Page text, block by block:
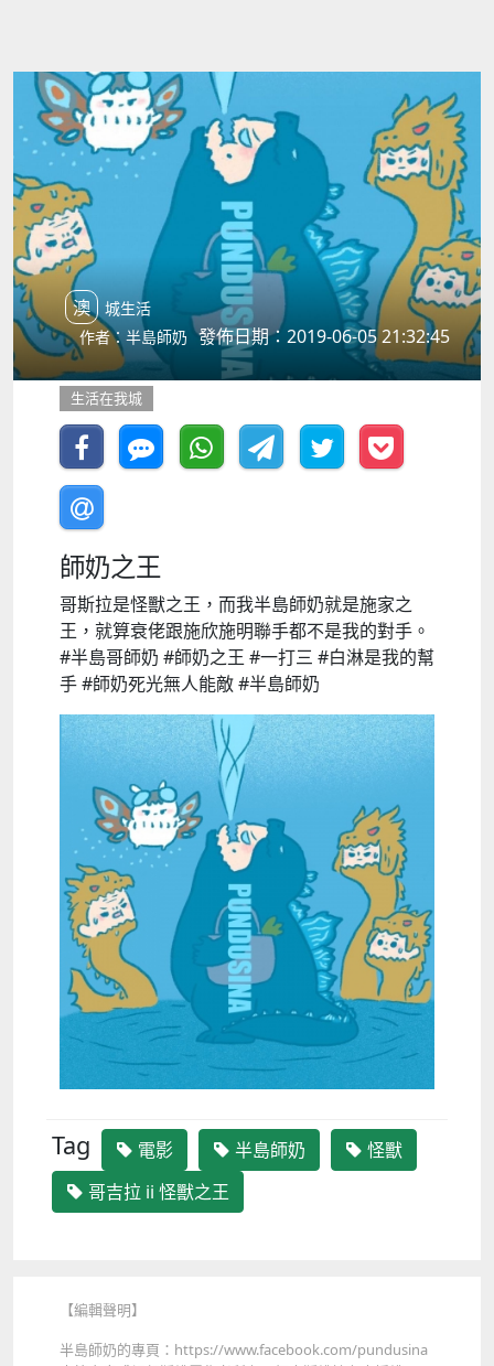
澳城生活
作者：半島師奶 發佈日期：2019-06-05 21:32:45
生活在我城
師奶之王
哥斯拉是怪獸之王，而我半島師奶就是施家之
王，就算衰佬跟施欣施明聯手都不是我的對手。
#半島哥師奶 #師奶之王 #一打三 #白淋是我的幫
手 #師奶死光無人能敵 #半島師奶
Tag 電影 半島師奶
怪獸
哥吉拉 ii 怪獸之王
【編輯聲明】
半島師奶的專頁：https://www.facebook.com/pundusina